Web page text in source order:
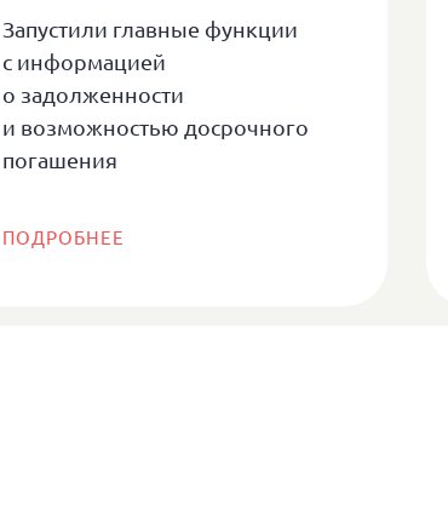
Запустили главные функции
с информацией
о задолженности
и возможностью досрочного
погашения
ПОДРОБНЕЕ